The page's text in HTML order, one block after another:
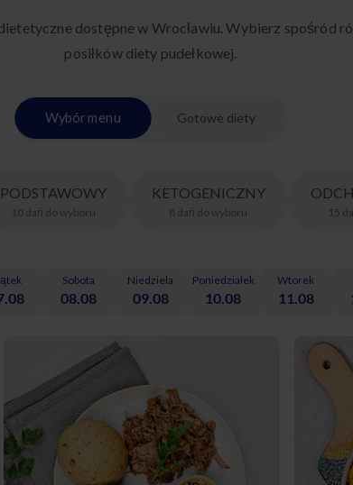
dostępne w Wrocławiu. Wybierz spośród
posiłków diety pudełkowej.
Wybór menu Gotowe diety
PODSTAWOWY
10 dań do wyboru
KETOGENICZNY
8 dań do wyboru 15
Sobota
08.08
Niedziela
09.08
Poniedziałek
10.08
Wtorek
11.08